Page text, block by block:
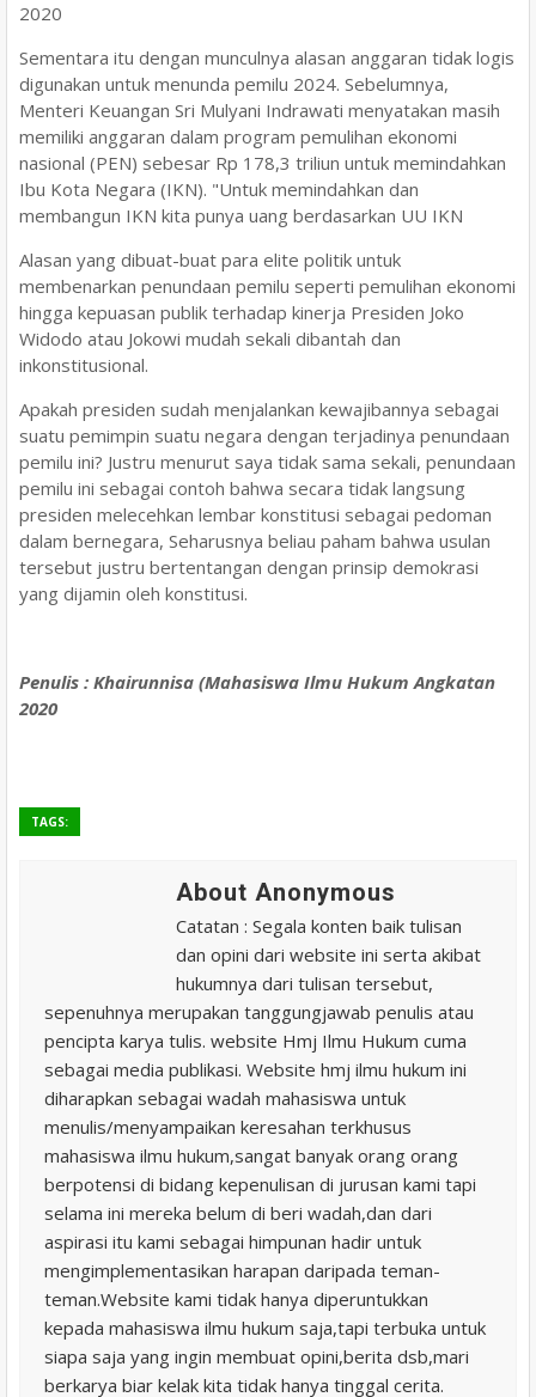
2020
Sementara itu dengan munculnya alasan anggaran tidak logis
digunakan untuk menunda pemilu 2024. Sebelumnya,
Menteri Keuangan Sri Mulyani Indrawati menyatakan masih
memiliki anggaran dalam program pemulihan ekonomi
nasional (PEN) sebesar Rp 178,3 triliun untuk memindahkan
Ibu Kota Negara (IKN). "Untuk memindahkan dan
membangun IKN kita punya uang berdasarkan UU IKN
Alasan yang dibuat-buat para elite politik untuk
membenarkan penundaan pemilu seperti pemulihan ekonomi
hingga kepuasan publik terhadap kinerja Presiden Joko
Widodo atau Jokowi mudah sekali dibantah dan
inkonstitusional.
Apakah presiden sudah menjalankan kewajibannya sebagai
suatu pemimpin suatu negara dengan terjadinya penundaan
pemilu ini? Justru menurut saya tidak sama sekali, penundaan
pemilu ini sebagai contoh bahwa secara tidak langsung
presiden melecehkan lembar konstitusi sebagai pedoman
dalam bernegara, Seharusnya beliau paham bahwa usulan
tersebut justru bertentangan dengan prinsip demokrasi
yang dijamin oleh konstitusi.
Penulis : Khairunnisa (Mahasiswa Ilmu Hukum Angkatan
2020
TAGS:
About Anonymous
Catatan : Segala konten baik tulisan
dan opini dari website ini serta akibat
hukumnya dari tulisan tersebut,
sepenuhnya merupakan tanggungjawab penulis atau
pencipta karya tulis. website Hmj Ilmu Hukum cuma
sebagai media publikasi. Website hmj ilmu hukum ini
diharapkan sebagai wadah mahasiswa untuk
menulis/menyampaikan keresahan terkhusus
mahasiswa ilmu hukum,sangat banyak orang orang
berpotensi di bidang kepenulisan di jurusan kami tapi
selama ini mereka belum di beri wadah,dan dari
aspirasi itu kami sebagai himpunan hadir untuk
mengimplementasikan harapan daripada teman-
teman.Website kami tidak hanya diperuntukkan
kepada mahasiswa ilmu hukum saja,tapi terbuka untuk
siapa saja yang ingin membuat opini,berita dsb,mari
berkarya biar kelak kita tidak hanya tinggal cerita.